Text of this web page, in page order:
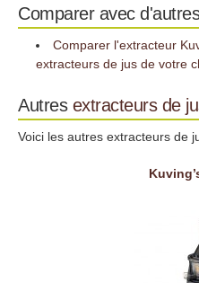
Comparer avec
Comparer l'extracteur
extracteurs de jus de votre
Autres extracteurs de
Voici les autres extracteurs de